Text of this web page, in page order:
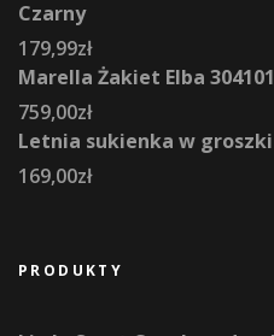
Czarny
179,99zł
Marella Żakiet Elba
759,00zł
Letnia sukienka w
169,00zł
PRODUKTY